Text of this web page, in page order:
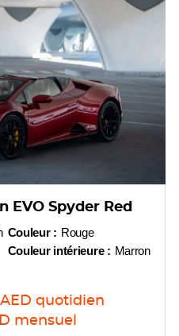
EVO Spyder Red
Couleur : Rouge
Couleur intérieure : Marron
AED quotidien
mensuel